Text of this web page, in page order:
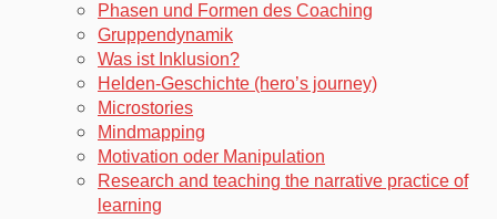
Phasen und Formen des Coaching
Gruppendynamik
Was ist Inklusion?
Helden-Geschichte (hero’s journey)
Microstories
Mindmapping
Motivation oder Manipulation
Research and teaching the narrative practice of
learning